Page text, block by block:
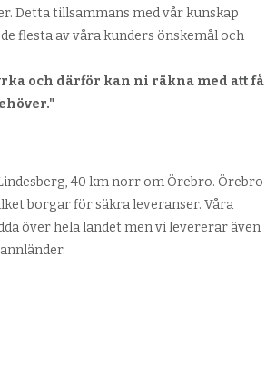
Detta tillsammans med vår kunskap
flesta av våra kunders önskemål och
och därför kan ni räkna med att få
40 km norr om Örebro. Örebro
borgar för säkra leveranser. Våra
över hela landet men vi levererar även